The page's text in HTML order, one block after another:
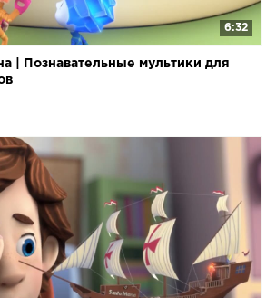
6:32
| Познавательные мультики для